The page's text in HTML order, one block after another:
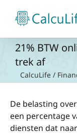
naar
inhoud
21% BTW
trek af
CalcuLife /
De belasting
een percentage
diensten dat